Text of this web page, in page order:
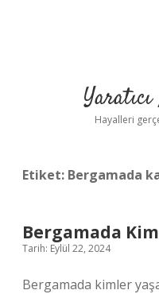
Hayalleri
Etiket: Bergamada
Bergamada
Tarih: Eylül 22, 2024
Bergamada kimler